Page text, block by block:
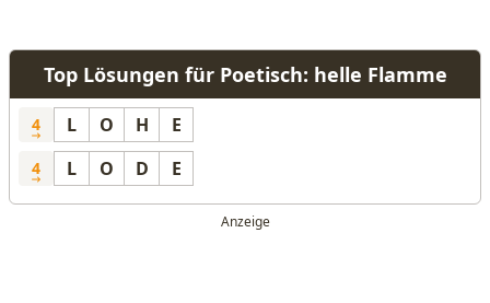
Top Lösungen für Poetisch: helle Flamme
4 L O H E
4 L O D E